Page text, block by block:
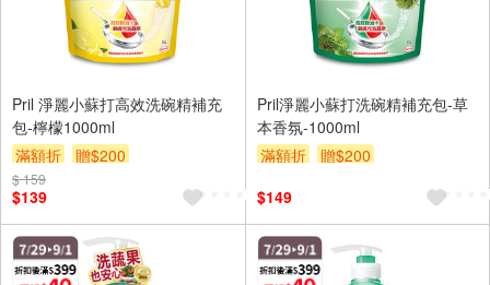
Pril 淨麗小蘇打高效洗碗精補充
包-檸檬1000ml
滿額折
贈$200
$ 159
$139
Pril淨麗小蘇打洗碗精補充包-草
本香氛-1000ml
滿額折
贈$200
$149